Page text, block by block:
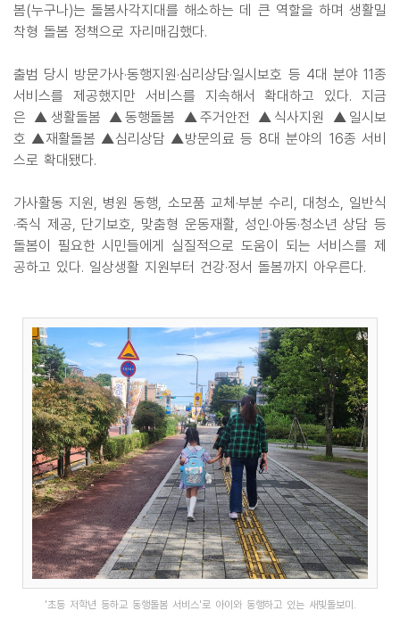
봄(누구나)는 돌봄사각지대를 해소하는 데 큰 역할을 하며 생활밀
착형 돌봄 정책으로 자리매김했다.
출범 당시 방문가사·동행지원·심리상담·일시보호 등 4대 분야 11종
서비스를 제공했지만 서비스를 지속해서 확대하고 있다. 지금
은 ▲생활돌봄 ▲동행돌봄 ▲주거안전 ▲식사지원 ▲일시보
호 ▲재활돌봄 ▲심리상담 ▲방문의료 등 8대 분야의 16종 서비
스로 확대됐다.
가사활동 지원, 병원 동행, 소모품 교체·부분 수리, 대청소, 일반식
·죽식 제공, 단기보호, 맞춤형 운동재활, 성인·아동·청소년 상담 등
돌봄이 필요한 시민들에게 실질적으로 도움이 되는 서비스를 제
공하고 있다. 일상생활 지원부터 건강·정서 돌봄까지 아우른다.
'초등 저학년 등하교 동행돌봄 서비스'로 아이와 동행하고 있는 새빛돌보미.